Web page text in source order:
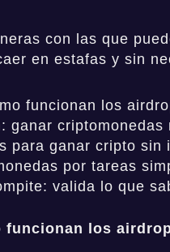
con las que
en estafas y sin
funcionan los
ganar criptomonedas
para ganar cripto sin
por tareas
valida lo que
funcionan los